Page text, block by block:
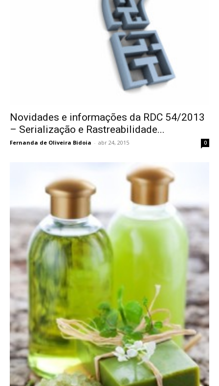
Novidades e informações da RDC 54/2013
– Serialização e Rastreabilidade...
Fernanda de Oliveira Bidoia - abr 24, 2015 0